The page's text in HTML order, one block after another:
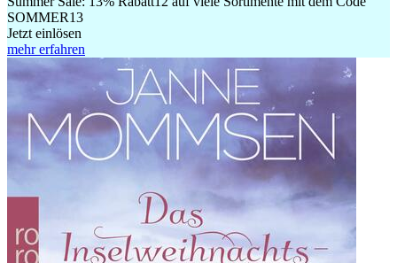
SOMMER13
Jetzt einlösen
mehr erfahren